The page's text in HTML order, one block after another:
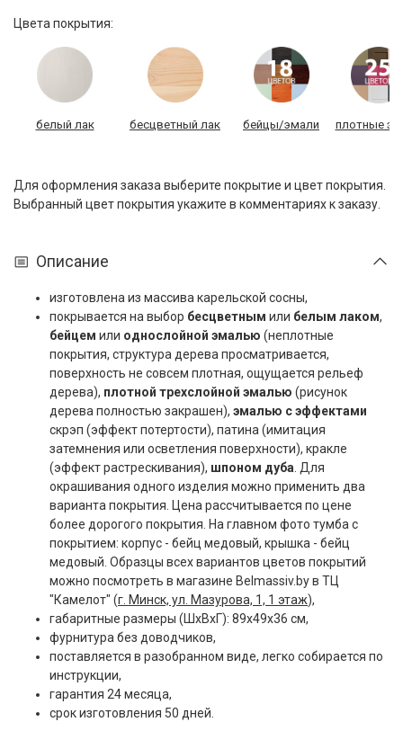
Цвета покрытия:
белый лак бесцветный лак бейцы/эмали плотные
Для оформления заказа выберите покрытие и цвет покрытия.
Выбранный цвет покрытия укажите в комментариях к заказу.
Описание
изготовлена из массива карельской сосны,
покрывается на выбор бесцветным или белым лаком,
бейцем или однослойной эмалью (неплотные
покрытия, структура дерева просматривается,
поверхность не совсем плотная, ощущается рельеф
дерева), плотной трехслойной эмалью (рисунок
дерева полностью закрашен), эмалью с эффектами
скрэп (эффект потертости), патина (имитация
затемнения или осветления поверхности), кракле
(эффект растрескивания), шпоном дуба. Для
окрашивания одного изделия можно применить два
варианта покрытия. Цена рассчитывается по цене
более дорогого покрытия. На главном фото тумба с
покрытием: корпус - бейц медовый, крышка - бейц
медовый. Образцы всех вариантов цветов покрытий
можно посмотреть в магазине Belmassiv.by в ТЦ
"Камелот" (г. Минск, ул. Мазурова, 1, 1 этаж),
габаритные размеры (ШxВxГ): 89x49x36 см,
фурнитура без доводчиков,
поставляется в разобранном виде, легко собирается по
инструкции,
гарантия 24 месяца,
срок изготовления 50 дней.